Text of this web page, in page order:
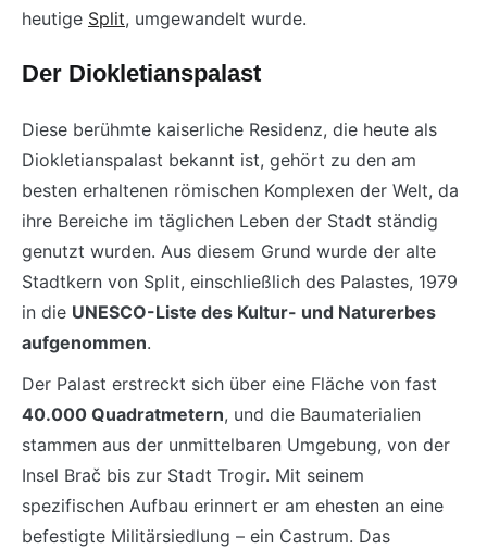
heutige Split, umgewandelt wurde.
Der Diokletianspalast
Diese berühmte kaiserliche Residenz, die heute als
Diokletianspalast bekannt ist, gehört zu den am
besten erhaltenen römischen Komplexen der Welt, da
ihre Bereiche im täglichen Leben der Stadt ständig
genutzt wurden. Aus diesem Grund wurde der alte
Stadtkern von Split, einschließlich des Palastes, 1979
in die UNESCO-Liste des Kultur- und Naturerbes
aufgenommen.
Der Palast erstreckt sich über eine Fläche von fast
40.000 Quadratmetern, und die Baumaterialien
stammen aus der unmittelbaren Umgebung, von der
Insel Brač bis zur Stadt Trogir. Mit seinem
spezifischen Aufbau erinnert er am ehesten an eine
befestigte Militärsiedlung – ein Castrum. Das